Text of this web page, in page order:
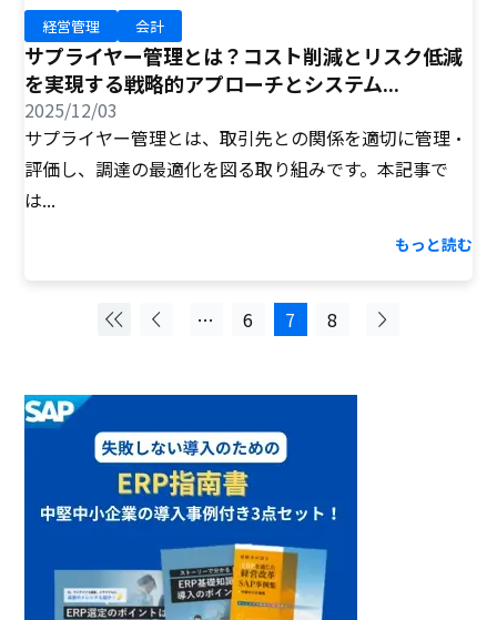
経営管理 会計
サプライヤー管理とは？コスト削減とリスク低減
を実現する戦略的アプローチとシステム...
2025/12/03
サプライヤー管理とは、取引先との関係を適切に管理・
評価し、調達の最適化を図る取り組みです。本記事で
は...
もっと読む
… 6 7 8